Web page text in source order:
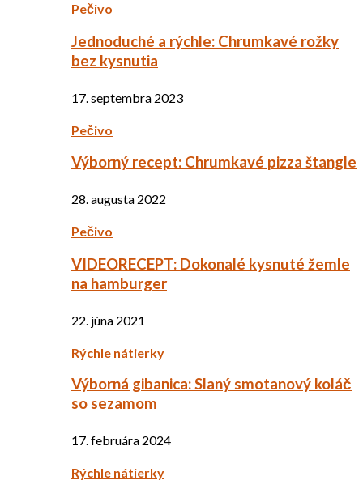
Pečivo
Jednoduché a rýchle: Chrumkavé rožky
bez kysnutia
17. septembra 2023
Pečivo
Výborný recept: Chrumkavé pizza štangle
28. augusta 2022
Pečivo
VIDEORECEPT: Dokonalé kysnuté žemle
na hamburger
22. júna 2021
Rýchle nátierky
Výborná gibanica: Slaný smotanový koláč
so sezamom
17. februára 2024
Rýchle nátierky